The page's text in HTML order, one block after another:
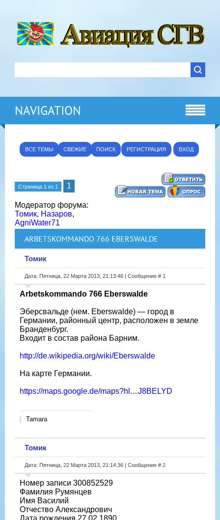
NAVIGATION
ВСЕ ТЕМЫ СВЕЖИЕ ПОИСК РЕГИСТРАЦИЯ ВХОД
Страница 1 из 1 1
Модератор форума:
Томик, Назаров,
AgniWater71
ARBETSKOMMANDO 766 EBERSWALDE
Томик
Дата: Пятница, 22 Марта 2013, 21:13:46 | Сообщение # 1
Arbetskommando 766 Eberswalde
Эберсвальде (нем. Eberswalde) — город в
Германии, районный центр, расположен в земле
Бранденбург.
Входит в состав района Барним.
http://de.wikipedia.org/wiki/Eberswalde
На карте Германии.
https://maps.google.de/maps?hl....J8BELYD
Tamara
Томик
Дата: Пятница, 22 Марта 2013, 21:14:36 | Сообщение # 2
Номер записи 300852529
Фамилия Румянцев
Имя Василий
Отчество Александрович
Дата рождения 27.02.1890